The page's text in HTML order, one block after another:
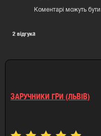
Коментарі можуть
2 відгука
ЗАРУЧНИКИ ГРИ (ЛЬВІВ)